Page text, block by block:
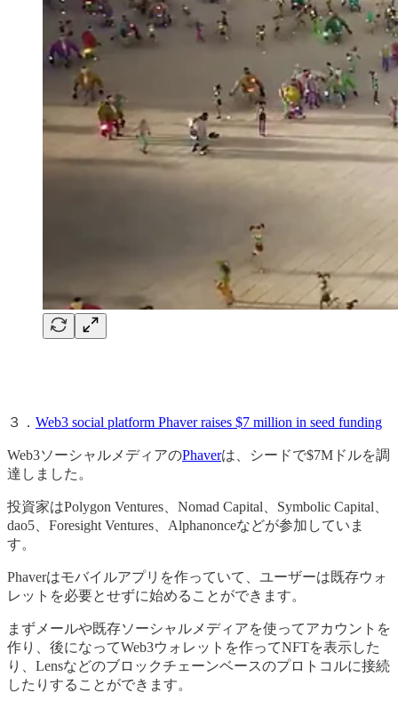
３． Web3 social platform Phaver raises $7 million in seed funding
Web3ソーシャルメディアのPhaverは、シードで$7Mドルを調
達しました。
投資家はPolygon Ventures、Nomad Capital、Symbolic Capital、
dao5、Foresight Ventures、Alphanonceなどが参加していま
す。
Phaverはモバイルアプリを作っていて、ユーザーは既存ウォ
レットを必要とせずに始めることができます。
まずメールや既存ソーシャルメディアを使ってアカウントを
作り、後になってWeb3ウォレットを作ってNFTを表示した
り、Lensなどのブロックチェーンベースのプロトコルに接続
したりすることができます。